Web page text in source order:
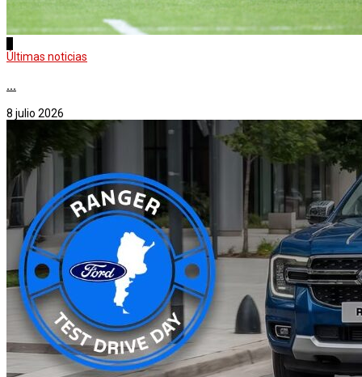
Últimas noticias
...
8 julio 2026